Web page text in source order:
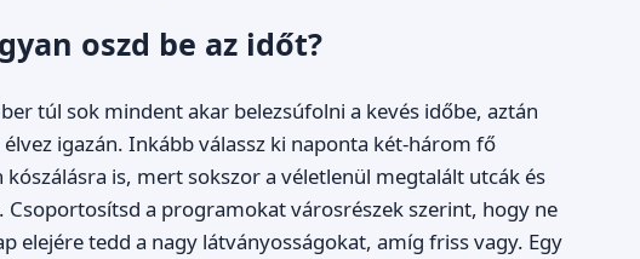
oszd be az időt?
túl sok mindent akar belezsúfolni a kevés időbe, aztán
igazán. Inkább válassz ki naponta két-három fő
is, mert sokszor a véletlenül megtalált utcák és
Csoportosítsd a programokat városrészek szerint, hogy ne
elejére tedd a nagy látványosságokat, amíg friss vagy. Egy